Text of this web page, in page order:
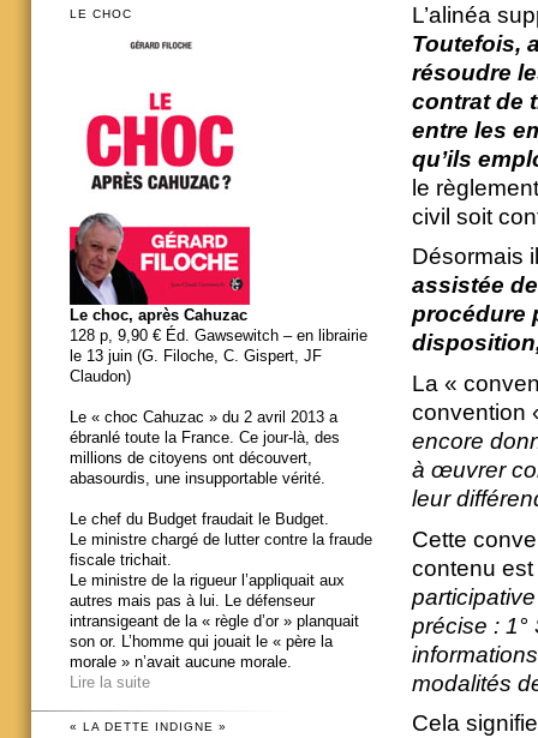
L’alinéa
Toutefois,
résoudre
contrat de
entre les
qu’ils
le
civil soit
Désormais
assistée
procédure
La «
convention
encore
à œuvrer
leur
Cette
contenu est
précise : 1°
modalités
Cela
LE CHOC
Le choc, après Cahuzac
128 p, 9,90 € Éd. Gawsewitch – en librairie
le 13 juin (G. Filoche, C. Gispert, JF
Claudon)
Le « choc Cahuzac » du 2 avril 2013 a
ébranlé toute la France. Ce jour-là, des
millions de citoyens ont découvert,
abasourdis, une insupportable vérité.
Le chef du Budget fraudait le Budget.
Le ministre chargé de lutter contre la fraude
fiscale trichait.
Le ministre de la rigueur l’appliquait aux
autres mais pas à lui. Le défenseur
intransigeant de la « règle d’or » planquait
son or. L’homme qui jouait le « père la
morale » n’avait aucune morale.
Lire la suite
« LA DETTE INDIGNE »